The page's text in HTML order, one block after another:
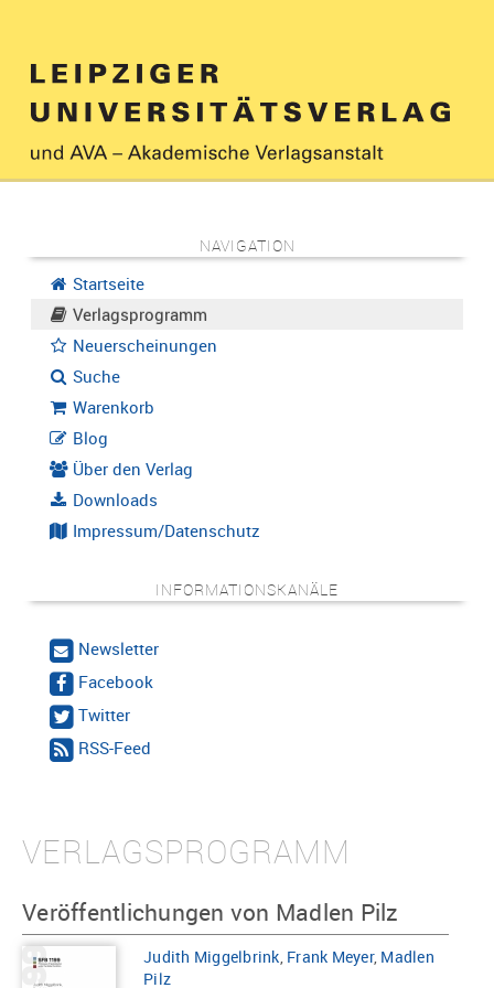
NAVIGATION
Startseite
Verlagsprogramm
Neuerscheinungen
Suche
Warenkorb
Blog
Über den Verlag
Downloads
Impressum/Datenschutz
INFORMATIONSKANÄLE
Newsletter
Facebook
Twitter
RSS-Feed
VERLAGSPROGRAMM
Veröffentlichungen von Madlen Pilz
Judith Miggelbrink, Frank Meyer, Madlen
Pilz